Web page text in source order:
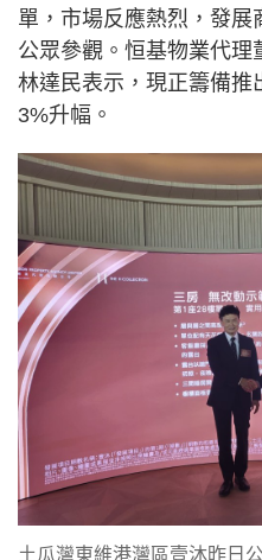
單，市場反應熱烈，發
公眾參觀。恒基物業代理
林達民表示，現正籌備推
3%升幅。
土瓜灣東維港灣區壹沐昨日